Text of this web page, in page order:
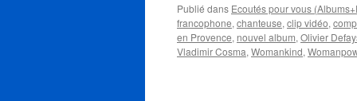
Publié dans Ecoutés pour vous
francophone, chanteuse, clip vidéo,
en Provence, nouvel album, Olivier
Vladimir Cosma, Womankind,